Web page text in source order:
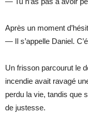
Après un moment
— Il s’appelle Daniel.
Un frisson parcourut le
incendie avait ravagé
perdu la vie, tandis que
de justesse.